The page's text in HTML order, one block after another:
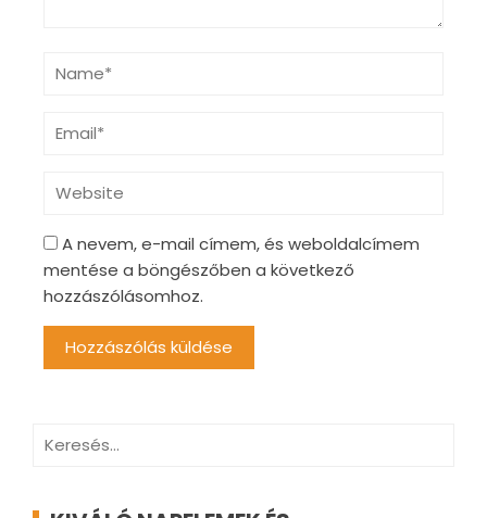
A nevem, e-mail címem, és weboldalcímem
mentése a böngészőben a következő
hozzászólásomhoz.
Keresés: